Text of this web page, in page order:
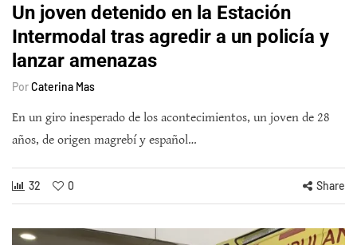
Un joven detenido en la Estación
Intermodal tras agredir a un policía y
lanzar amenazas
PorCaterina Mas
En un giro inesperado de los acontecimientos, un joven de 28
años, de origen magrebí y español…
32 0 Share